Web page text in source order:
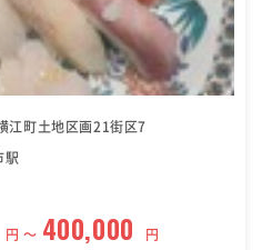
江町土地区画21街区7
駅
円 〜 400,000 円